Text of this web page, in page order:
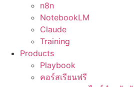
n8n
NotebookLM
Claude
Training
Products
Playbook
คอร์สเรียนฟรี